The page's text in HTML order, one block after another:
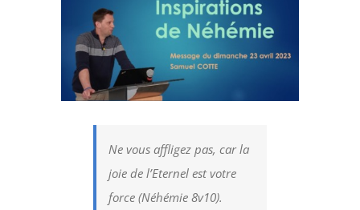
agrandie
Ne vous affligez pas, car la
joie de l’Eternel est votre
force (Néhémie 8v10).